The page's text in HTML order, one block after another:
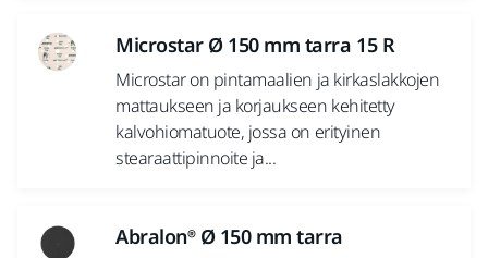
Microstar Ø 150 mm tarra 15 R
Microstar on pintamaalien ja kirkaslakkojen
mattaukseen ja korjaukseen kehitetty
kalvohiomatuote, jossa on erityinen
stearaattipinnoite ja...
Abralon® Ø 150 mm tarra